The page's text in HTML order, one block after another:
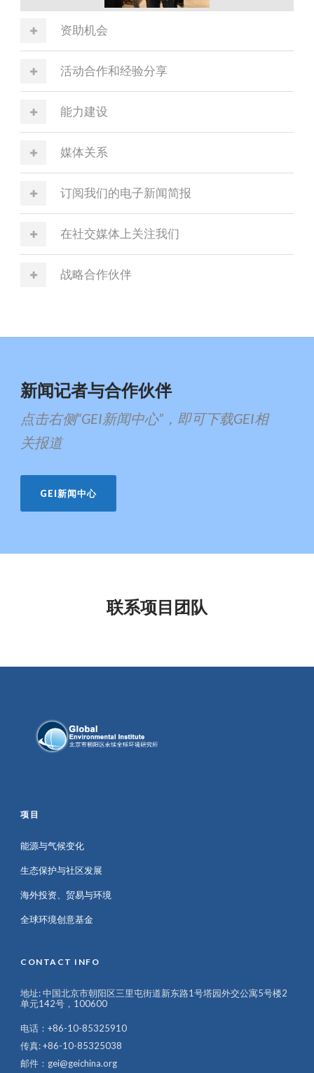
资助机会
活动合作和经验分享
能力建设
媒体关系
订阅我们的电子新闻简报
在社交媒体上关注我们
战略合作伙伴
新闻记者与合作伙伴
点击右侧“GEI新闻中心”，即可下载GEI相
关报道
GEI新闻中心
联系项目团队
项目
能源与气候变化
生态保护与社区发展
海外投资、贸易与环境
全球环境创意基金
CONTACT INFO
地址: 中国北京市朝阳区三里屯街道新东路1号塔园外交公寓5号楼2
单元142号，100600
电话：+86-10-85325910
传真: +86-10-85325038
邮件：gei@geichina.org